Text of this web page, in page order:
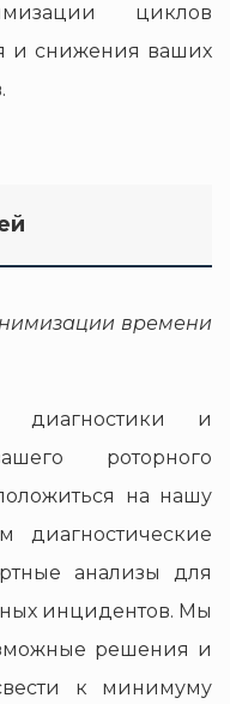
циклов
и снижения ваших
времени
диагностики и
роторного
на нашу
диагностические
анализы для
инцидентов. Мы
решения и
к минимуму